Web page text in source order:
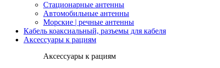
Стационарные антенны
Автомобильные антенны
Морские | речные антенны
Кабель коаксиальный, разъемы для кабеля
Аксессуары к рациям
Аксессуары к рациям